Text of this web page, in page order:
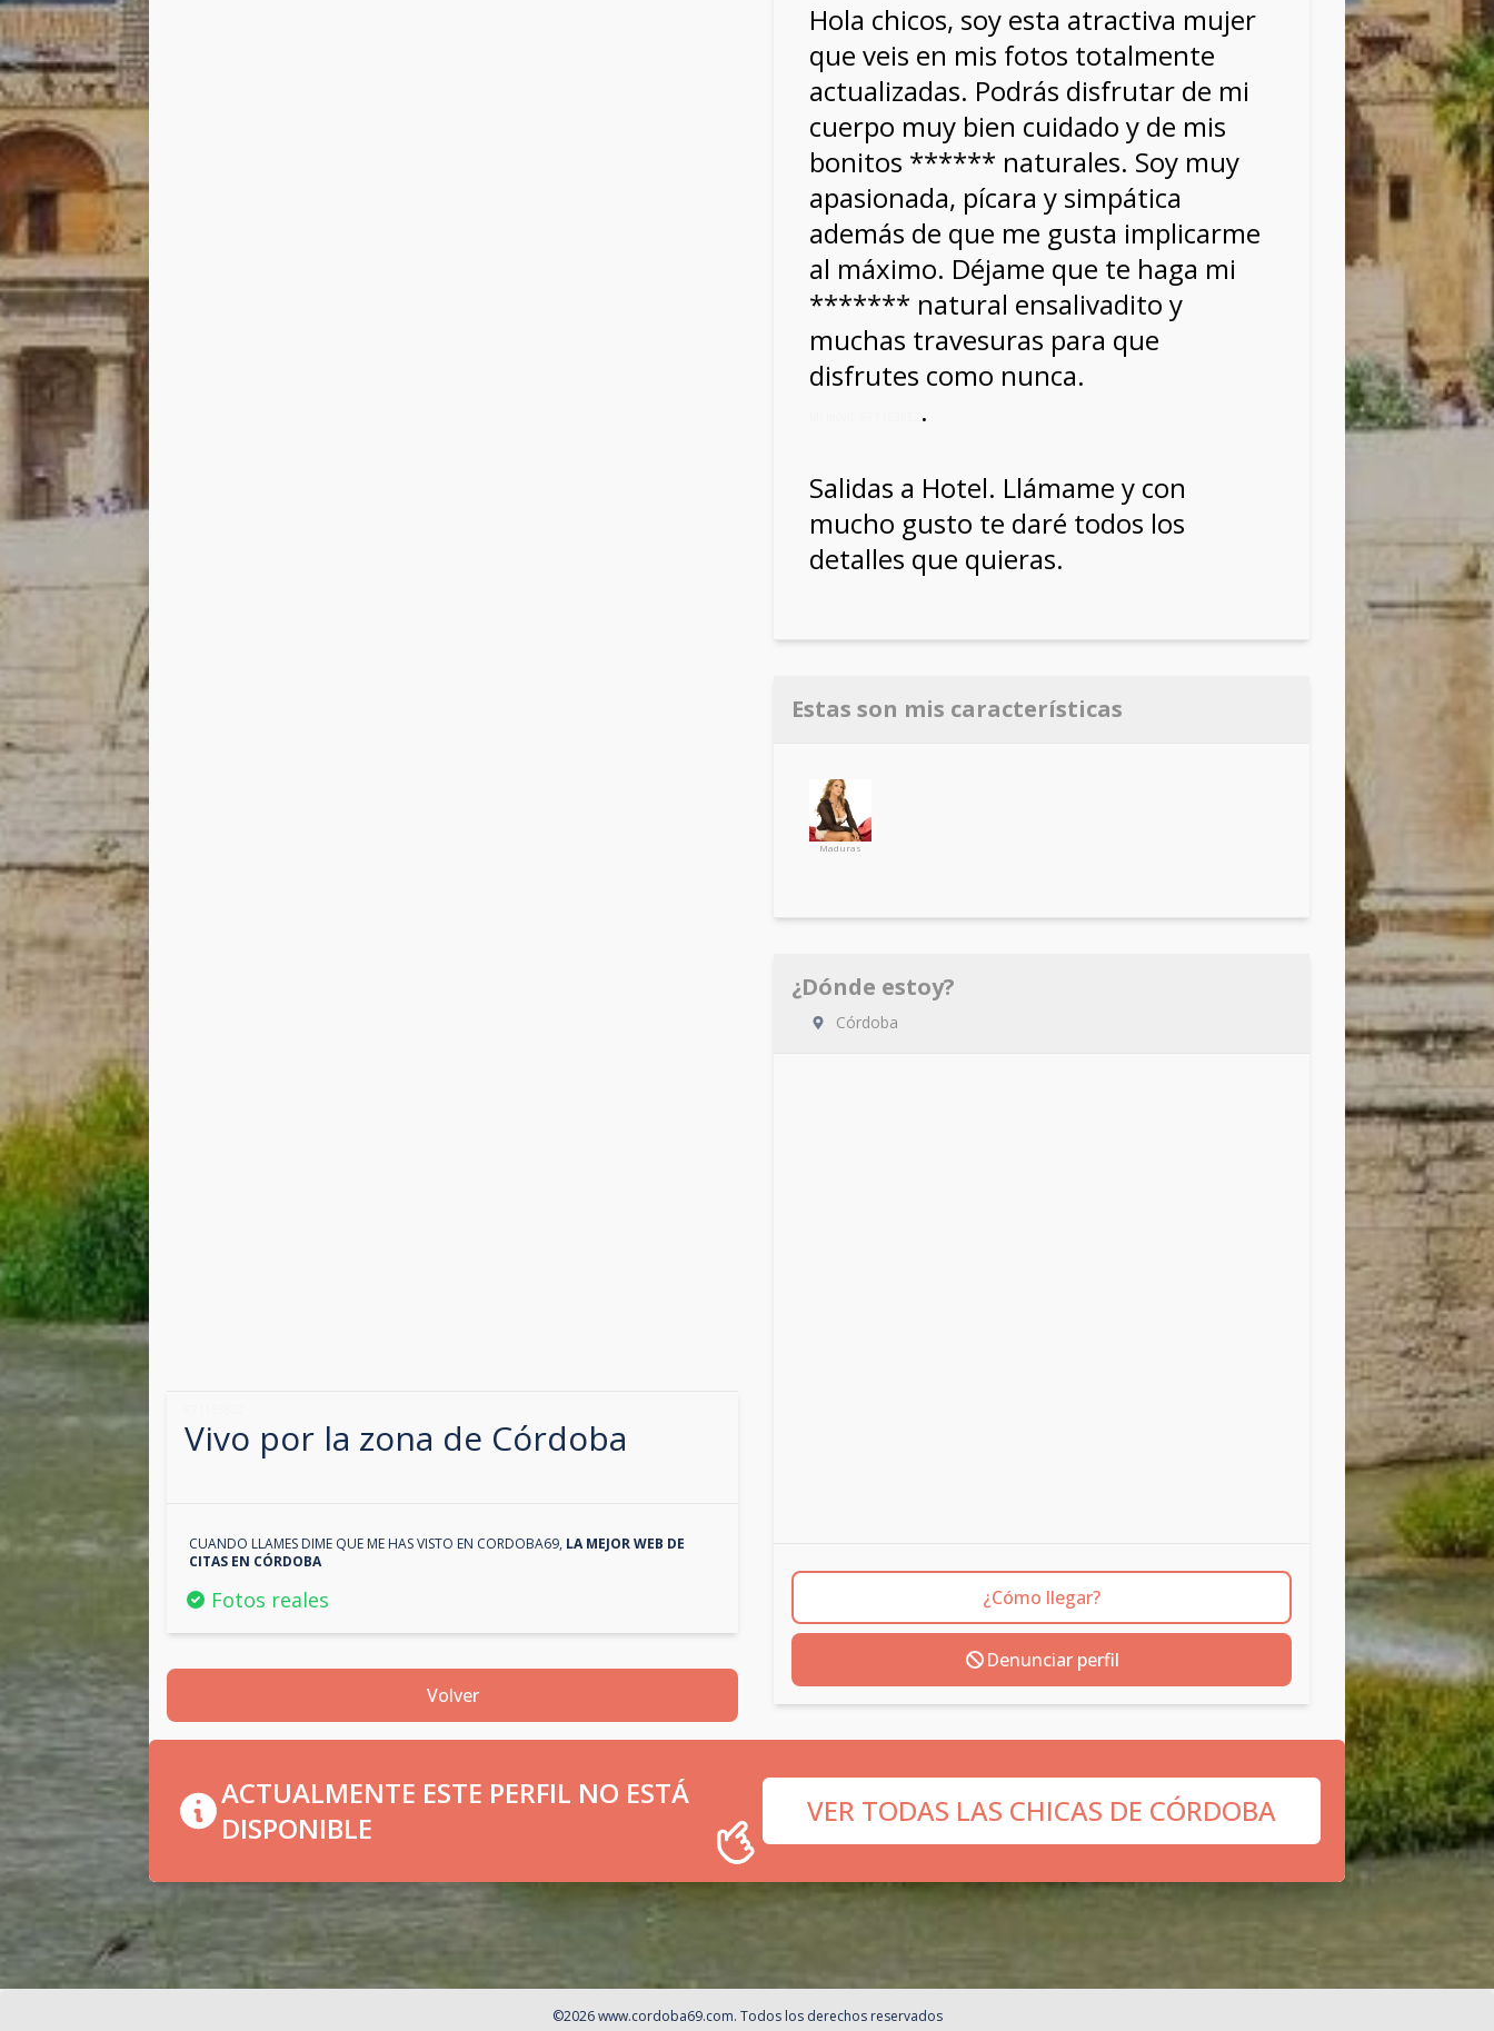
Vivo por la zona de Córdoba
CUANDO LLAMES DIME QUE ME HAS VISTO EN CORDOBA69, LA MEJOR WEB DE
CITAS EN CÓRDOBA
Fotos reales
Volver
Hola chicos, soy esta atractiva mujer
que veis en mis fotos totalmente
actualizadas. Podrás disfrutar de mi
cuerpo muy bien cuidado y de mis
bonitos ****** naturales. Soy muy
apasionada, pícara y simpática
además de que me gusta implicarme
al máximo. Déjame que te haga mi
******* natural ensalivadito y
muchas travesuras para que
disfrutes como nunca.
.
Salidas a Hotel. Llámame y con
mucho gusto te daré todos los
detalles que quieras.
Estas son mis características
Maduras
¿Dónde estoy?
Córdoba
¿Cómo llegar?
Denunciar perfil
ACTUALMENTE ESTE PERFIL NO ESTÁ
DISPONIBLE
VER TODAS LAS CHICAS DE CÓRDOBA
©2026 www.cordoba69.com. Todos los derechos reservados